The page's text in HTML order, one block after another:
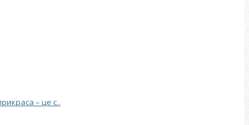
– це с..